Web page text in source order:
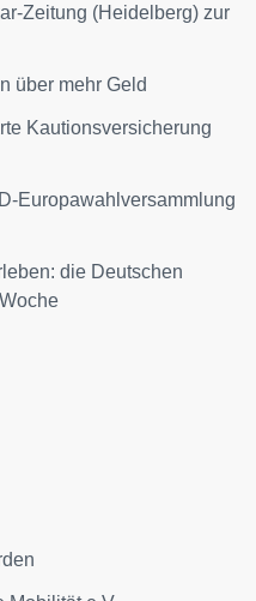
Zeitung (Heidelberg) zur
über mehr Geld
Kautionsversicherung
Europawahlversammlung
die Deutschen